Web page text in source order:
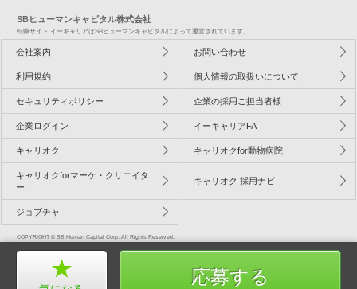
応募する
SBヒューマンキャピタル株式会社
転職サイト イーキャリアはSBヒューマンキャピタルによって運営されています。
会社案内 お問い合わせ
利用規約 個人情報の取扱いについて
セキュリティポリシー 企業の採用ご担当者様
企業ログイン イーキャリアFA
キャリオク キャリオクfor動物病院
キャリオクforマーケ・クリエイタ
ー
キャリオク 採用ナビ
ジョブチャ
COPYRIGHT © SB Human Capital Corp. All Rights Reserved.